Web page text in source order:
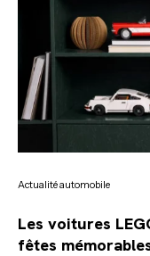
Actualité automobile
Les voitures
fêtes